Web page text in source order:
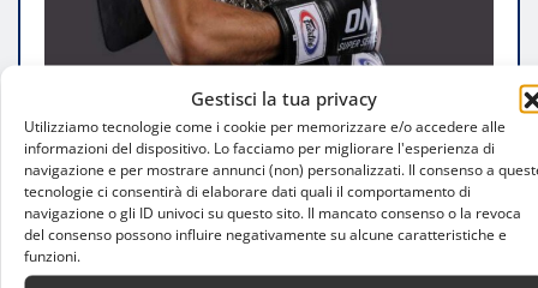
Gestisci la tua privacy
Utilizziamo tecnologie come i cookie per memorizzare e/o accedere alle
informazioni del dispositivo. Lo facciamo per migliorare l'esperienza di
navigazione e per mostrare annunci (non) personalizzati. Il consenso a
tecnologie ci consentirà di elaborare dati quali il comportamento di
navigazione o gli ID univoci su questo sito. Il mancato consenso o la revoca
del consenso possono influire negativamente su alcune caratteristiche e
funzioni.